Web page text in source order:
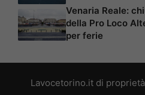
Venaria Reale:
della Pro Loco
per ferie
Lavocetorino.it di